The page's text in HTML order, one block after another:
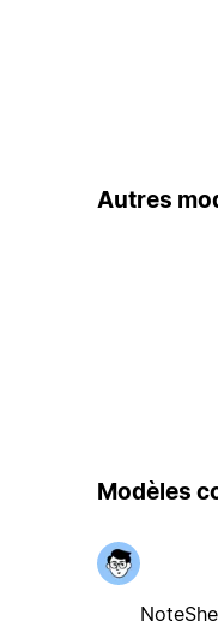
Autres
Modèles